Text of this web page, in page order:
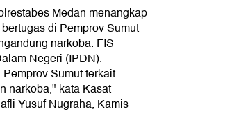
Medan menangkap
di Pemprov Sumut
narkoba. FIS
Negeri (IPDN).
Sumut terkait
narkoba," kata Kasat
Yusuf Nugraha, Kamis